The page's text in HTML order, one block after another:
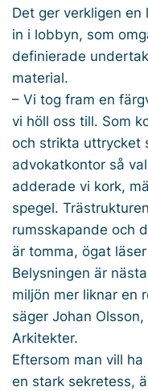
Det ger verkligen
in i lobbyn, som
definierade
material.
– Vi tog fram en
vi höll oss till. Som
och strikta uttrycket
advokatkontor så
adderade vi kork,
spegel.
rumsskapande och
är tomma, ögat
Belysningen är
miljön mer liknar en
säger Johan
Arkitekter.
Eftersom man vill
en stark sekretess,